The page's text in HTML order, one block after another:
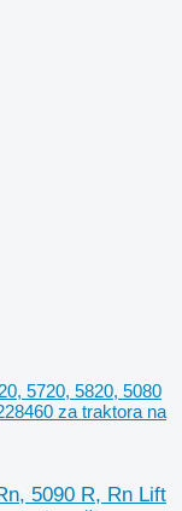
5720, 5820, 5080
za traktora na
5090 R, Rn Lift